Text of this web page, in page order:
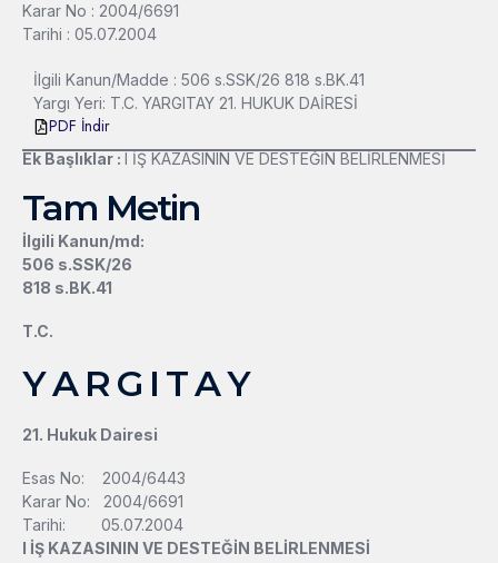
Karar No : 2004/6691
Tarihi : 05.07.2004
İlgili Kanun/Madde : 506 s.SSK/26 818 s.BK.41
Yargı Yeri: T.C. YARGITAY 21. HUKUK DAİRESİ
PDF İndir
Ek Başlıklar : l İŞ KAZASININ VE DESTEĞİN BELİRLENMESİ
Tam Metin
İlgili Kanun/md:
506 s.SSK/26
818 s.BK.41
T.C.
Y A R G I T A Y
21. Hukuk Dairesi
Esas No: 2004/6443
Karar No: 2004/6691
Tarihi: 05.07.2004
l İŞ KAZASININ VE DESTEĞİN BELİRLENMESİ